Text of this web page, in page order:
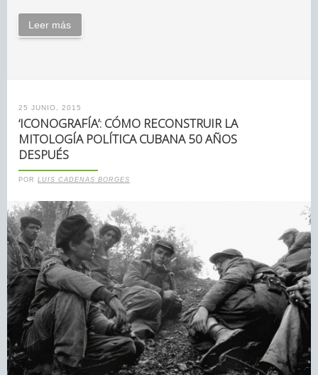
Leer más
25 JUNIO, 2015
‘ICONOGRAFÍA’: CÓMO RECONSTRUIR LA
MITOLOGÍA POLÍTICA CUBANA 50 AÑOS
DESPUÉS
POR LUIS CADENAS BORGES